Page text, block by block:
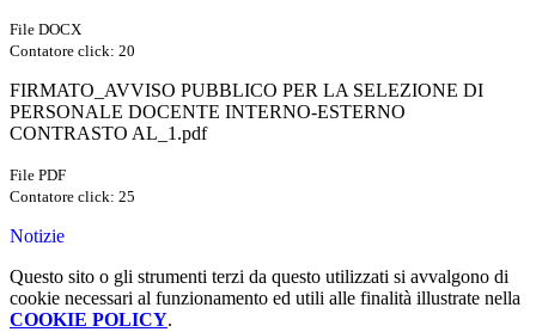
File DOCX
Contatore click: 20
FIRMATO_AVVISO PUBBLICO PER LA SELEZIONE DI
PERSONALE DOCENTE INTERNO-ESTERNO
CONTRASTO AL_1.pdf
File PDF
Contatore click: 25
Notizie
Questo sito o gli strumenti terzi da questo utilizzati si avvalgono di
cookie necessari al funzionamento ed utili alle finalità illustrate nella
COOKIE POLICY.